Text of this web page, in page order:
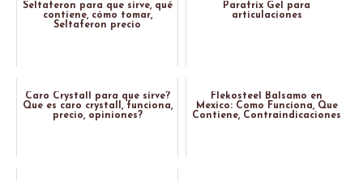
Seltaferon para que sirve, qué
contiene, cómo tomar,
Seltaferon precio
Parafrix Gel para
articulaciones
Caro Crystall para que sirve?
Que es caro crystall, funciona,
precio, opiniones?
Flekosteel Balsamo en
Mexico: Como Funciona, Que
Contiene, Contraindicaciones